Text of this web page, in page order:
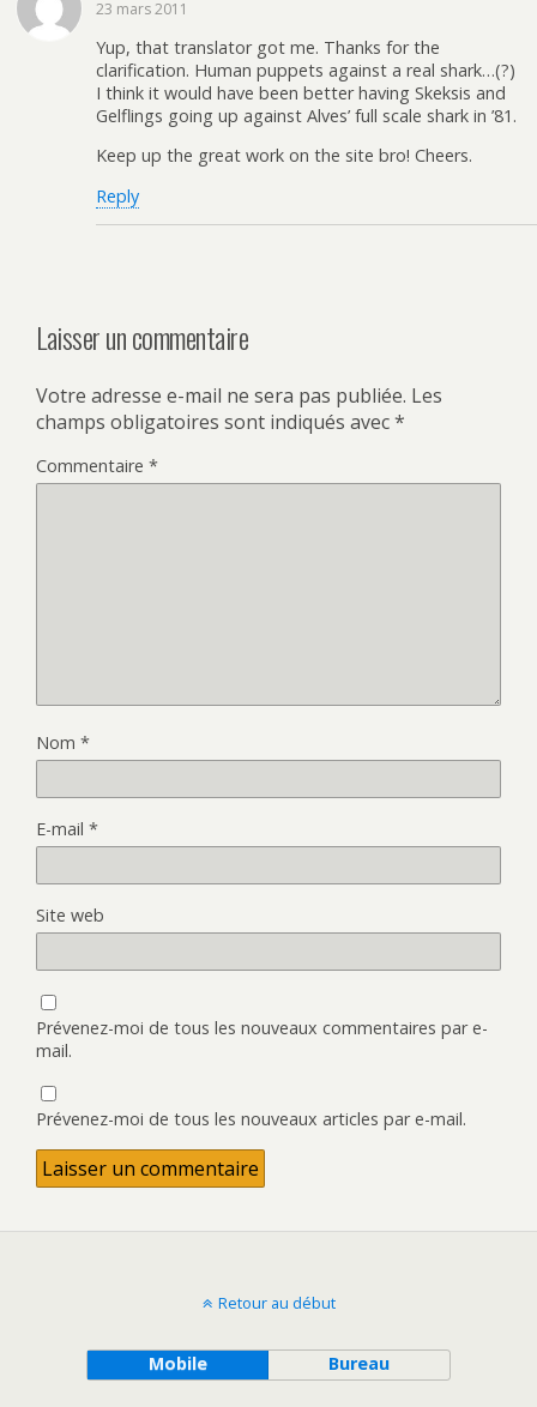
23 mars 2011
Yup, that translator got me. Thanks for the
clarification. Human puppets against a real shark…(?)
I think it would have been better having Skeksis and
Gelflings going up against Alves’ full scale shark in ’81.
Keep up the great work on the site bro! Cheers.
Reply
Laisser un commentaire
Votre adresse e-mail ne sera pas publiée. Les
champs obligatoires sont indiqués avec*
Commentaire *
Nom *
E-mail *
Site web
Prévenez-moi de tous les nouveaux commentaires par e-
mail.
Prévenez-moi de tous les nouveaux articles par e-mail.
Retour au début
Mobile Bureau